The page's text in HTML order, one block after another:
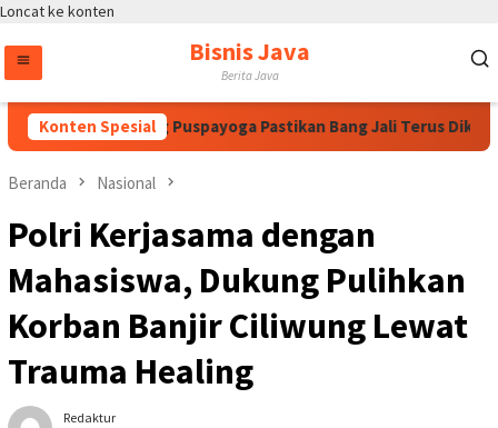
Loncat ke konten
Bisnis Java
Berita Java
Konten Spesial
Bintang Puspayoga Pastikan Bang Jali Terus Dikawal
Beranda Nasional
Polri Kerjasama dengan
Mahasiswa, Dukung Pulihkan
Korban Banjir Ciliwung Lewat
Trauma Healing
Redaktur